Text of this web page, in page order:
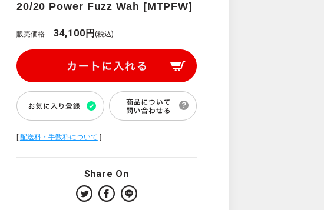
20/20 Power Fuzz Wah [MTPFW]
販売価格 34,100円(税込)
[配送料・手数料について ]
Share On